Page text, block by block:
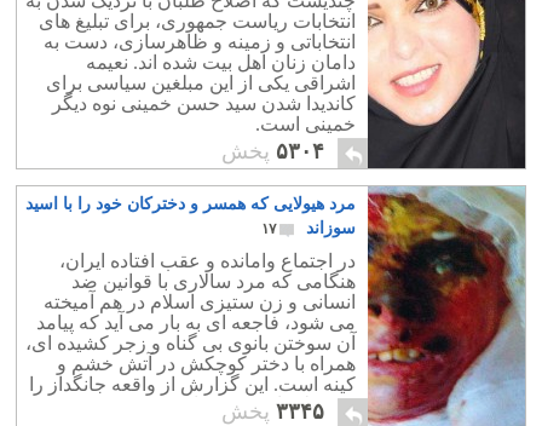
انتخابات ریاست جمهوری، برای تبلیغ های
انتخاباتی و زمینه و ظاهرسازی، دست به
دامان زنان اهل بیت شده اند. نعیمه
اشراقی یکی از این مبلغین سیاسی برای
کاندیدا شدن سید حسن خمینی نوه دیگر
خمینی است.
۵۳۰۴ پخش
مرد هیولایی که همسر و دخترکان خود را با اسید
سوزاند
۱۷
در اجتماع وامانده و عقب افتاده ایران،
هنگامی که مرد سالاری با قوانین ضد
انسانی و زن ستیزی اسلام در هم آمیخته
می شود، فاجعه ای به بار می آید که پیامد
آن سوختن بانوی بی گناه و زجر کشیده ای،
همراه با دختر کوچکش در آتش خشم و
کینه است. این گزارش از واقعه جانگداز را
در مجله تایم (Time) این هفته می بینیم.
۳۳۴۵ پخش